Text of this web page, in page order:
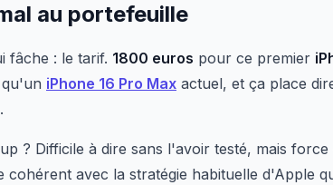
au portefeuille
fâche : le tarif. 1800 euros pour ce premier
iPhone 16 Pro Max actuel, et ça place
? Difficile à dire sans l'avoir testé, mais force
cohérent avec la stratégie habituelle d'Apple